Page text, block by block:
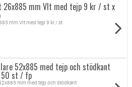
mm VIt med tejp 9 kr / st x
mm VIt med tejp 9 kr / st
52x885 med tejp och stödkant
st / fp
mm med tejp och stödkant